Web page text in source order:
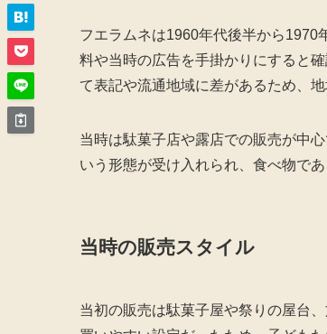
フエラムネは1960年代後半から1970
料や当時の広告を手掛かりにすると
て表記や流通地域に差があるため、
当時は駄菓子店や露店での販売が中
いう形態が受け入れられ、食べ物で
当時の販売スタイル
当初の販売は駄菓子屋や祭りの屋台